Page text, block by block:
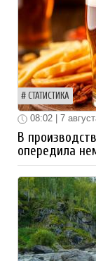
СТАТИСТИКА
08:02 | 7
В
опередила